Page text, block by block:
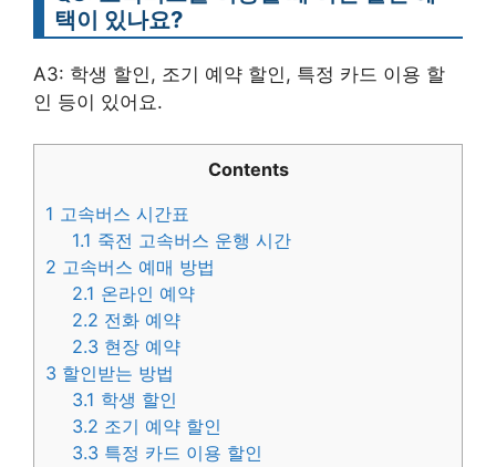
택이 있나요?
A3: 학생 할인, 조기 예약 할인, 특정 카드 이용 할
인 등이 있어요.
Contents
1 고속버스 시간표
1.1 죽전 고속버스 운행 시간
2 고속버스 예매 방법
2.1 온라인 예약
2.2 전화 예약
2.3 현장 예약
3 할인받는 방법
3.1 학생 할인
3.2 조기 예약 할인
3.3 특정 카드 이용 할인